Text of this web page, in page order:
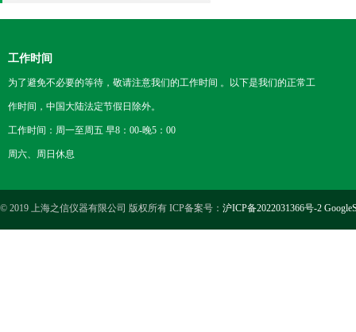
工作时间
为了避免不必要的等待，敬请注意我们的工作时间 。以下是我们的正常工
作时间，中国大陆法定节假日除外。
工作时间：周一至周五 早8：00-晚5：00
周六、周日休息
© 2019 上海之信仪器有限公司 版权所有 ICP备案号： 沪ICP备2022031366号-2